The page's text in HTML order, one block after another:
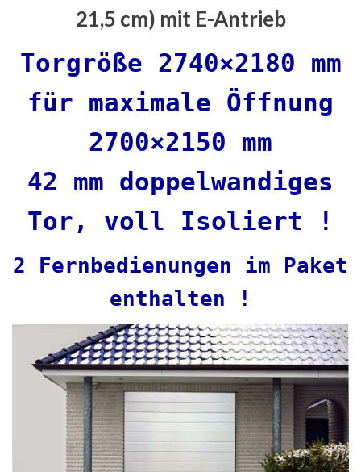
21,5 cm) mit E-Antrieb
Torgröße 2740×2180 mm
für maximale Öffnung
2700×2150 mm
42 mm doppelwandiges
Tor, voll Isoliert !
2 Fernbedienungen im Paket
enthalten !